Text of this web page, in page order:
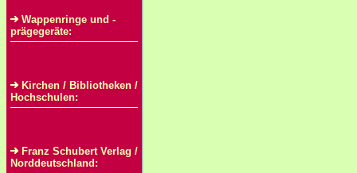
Wappenringe und -
prägegeräte:
Kirchen / Bibliotheken /
Hochschulen:
Franz Schubert Verlag /
Norddeutschland: